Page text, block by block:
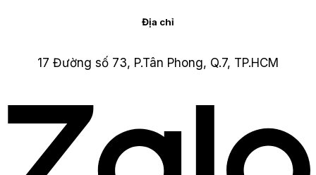
Địa chỉ
17 Đường số 73, P.Tân Phong, Q.7, TP.HCM